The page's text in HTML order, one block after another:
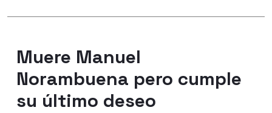
Muere Manuel
Norambuena pero cumple
su último deseo